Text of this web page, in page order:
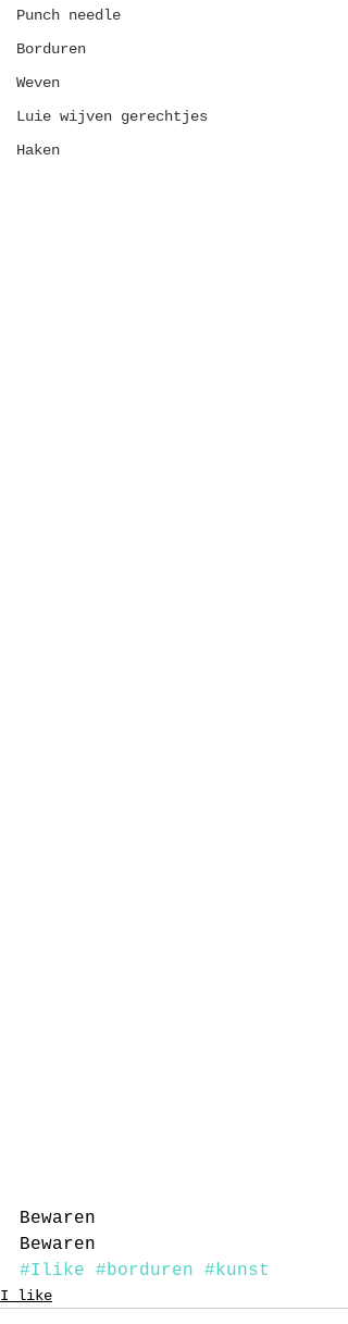
Punch needle
Borduren
Weven
Luie wijven gerechtjes
Haken
Bewaren
Bewaren
#Ilike
#borduren #kunst
I like